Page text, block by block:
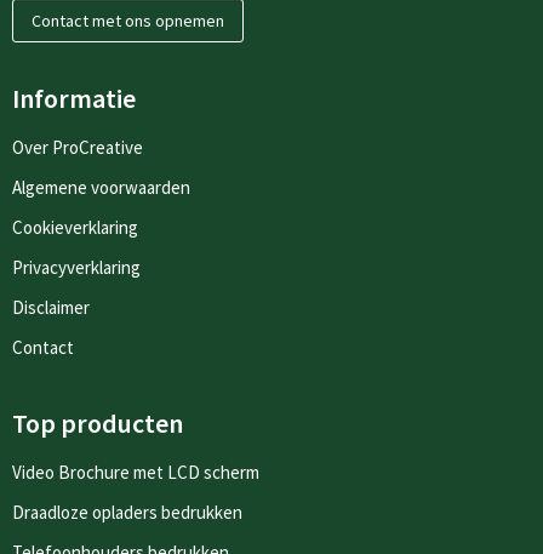
Contact met ons opnemen
Informatie
Over ProCreative
Algemene voorwaarden
Cookieverklaring
Privacyverklaring
Disclaimer
Contact
Top producten
Video Brochure met LCD scherm
Draadloze opladers bedrukken